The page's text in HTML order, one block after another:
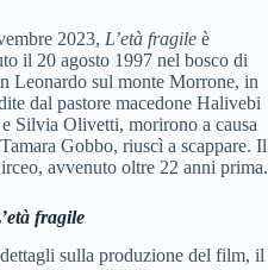
2023, L’età fragile è
il 20 agosto 1997 nel bosco di
Leonardo sul monte Morrone, in
dal pastore macedone Halivebi
Silvia Olivetti, morirono a causa
Gobbo, riuscì a scappare. Il
avvenuto oltre 22 anni prima.
fragile
sulla produzione del film, il